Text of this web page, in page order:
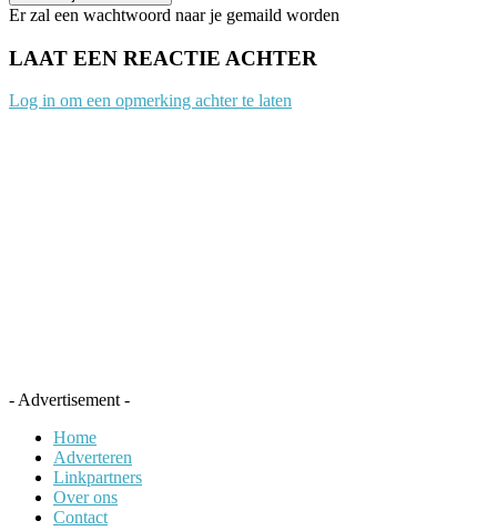
Er zal een wachtwoord naar je gemaild worden
LAAT EEN REACTIE ACHTER
Log in om een opmerking achter te laten
- Advertisement -
Home
Adverteren
Linkpartners
Over ons
Contact